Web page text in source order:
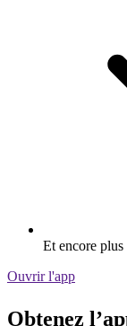
Et encore
Ouvrir l'app
Obtenez